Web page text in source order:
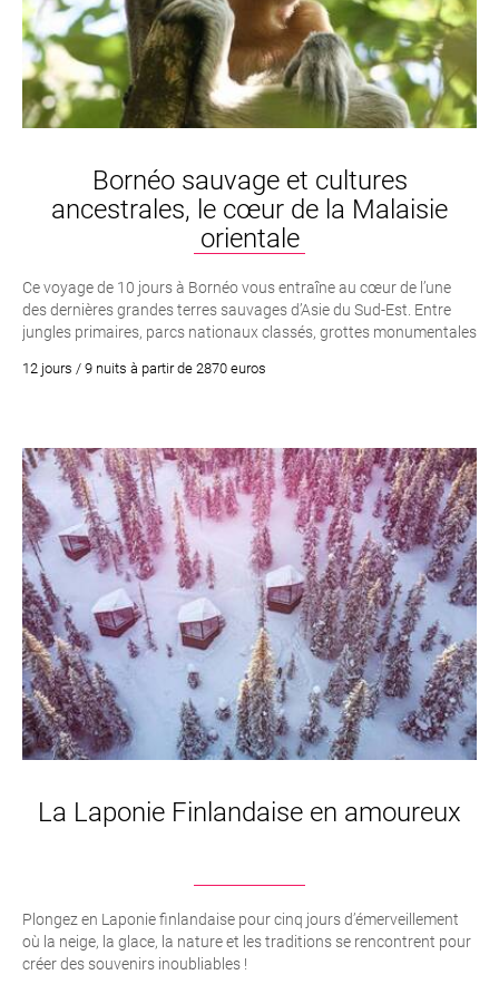
Bornéo sauvage et cultures
ancestrales, le cœur de la Malaisie
orientale
Ce voyage de 10 jours à Bornéo vous entraîne au cœur de l’une
des dernières grandes terres sauvages d’Asie du Sud-Est. Entre
jungles primaires, parcs nationaux classés, grottes monumentales
immersion profonde dans la Malaisie orientale, loin des sentiers
12 jours / 9 nuits à partir de 2870 euros
La Laponie Finlandaise en amoureux
Plongez en Laponie finlandaise pour cinq jours d’émerveillement
où la neige, la glace, la nature et les traditions se rencontrent pour
créer des souvenirs inoubliables !